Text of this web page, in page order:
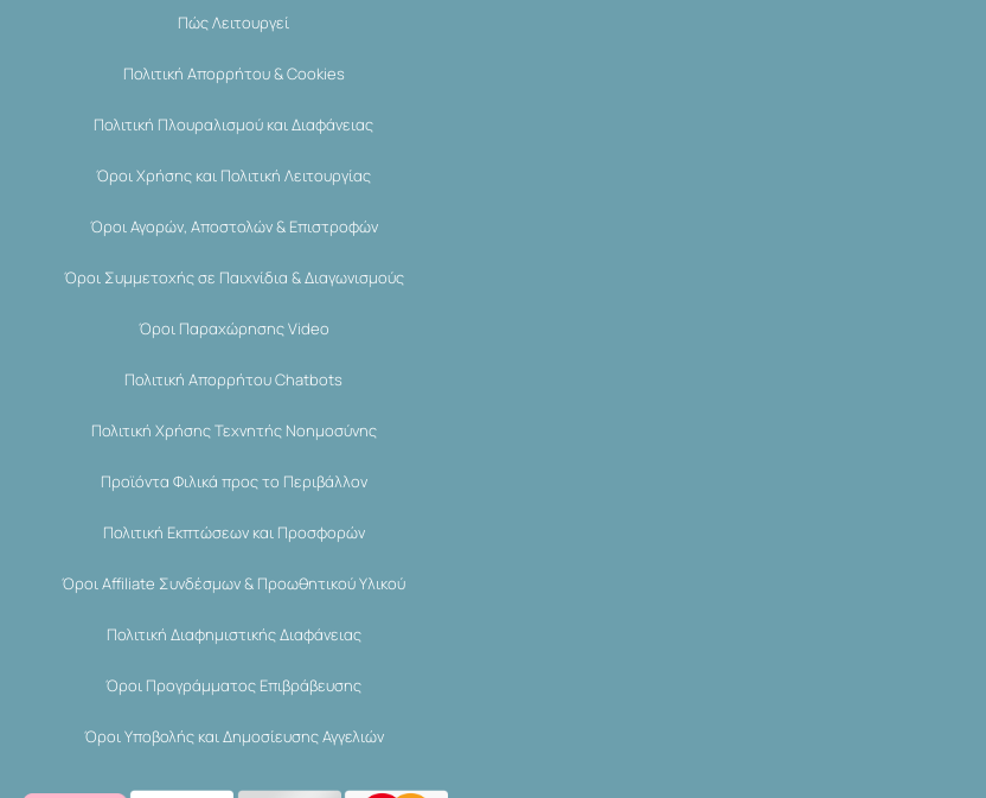
Πώς Λειτουργεί
Πολιτική Απορρήτου & Cookies
Πολιτική Πλουραλισμού και Διαφάνειας
Όροι Χρήσης και Πολιτική Λειτουργίας
Όροι Αγορών, Αποστολών & Επιστροφών
Όροι Συμμετοχής σε Παιχνίδια & Διαγωνισμούς
Όροι Παραχώρησης Video
Πολιτική Απορρήτου Chatbots
Πολιτική Χρήσης Τεχνητής Νοημοσύνης
Προϊόντα Φιλικά προς το Περιβάλλον
Πολιτική Εκπτώσεων και Προσφορών
Όροι Affiliate Συνδέσμων & Προωθητικού Υλικού
Πολιτική Διαφημιστικής Διαφάνειας
Όροι Προγράμματος Επιβράβευσης
Όροι Υποβολής και Δημοσίευσης Αγγελιών